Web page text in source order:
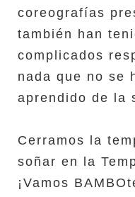
coreografías
también han
complicados
nada que no se
aprendido de la
Cerramos la
soñar en la
¡Vamos